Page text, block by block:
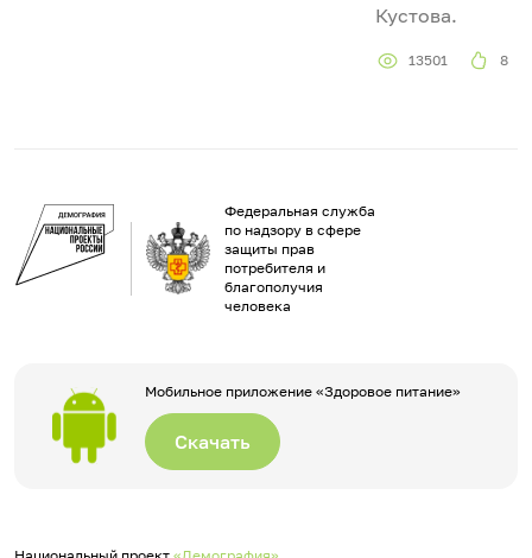
Кустова.
13501 8
Федеральная служба
по надзору в сфере
защиты прав
потребителя и
благополучия
человека
Мобильное приложение «Здоровое питание»
Скачать